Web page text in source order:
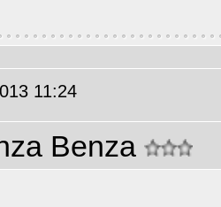
11:24
Benza